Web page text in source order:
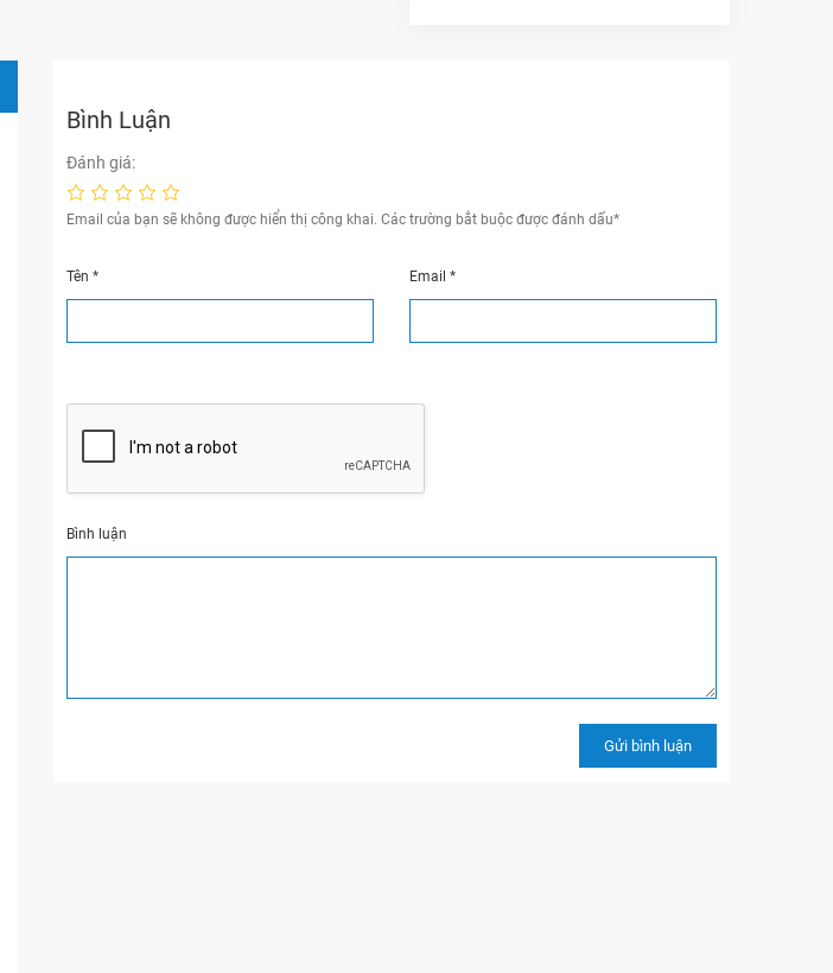
Bình Luận
Đánh giá:
Email của bạn sẽ không được hiển thị công khai. Các trường bắt buộc được đánh dấu*
Tên* Email *
Bình luận